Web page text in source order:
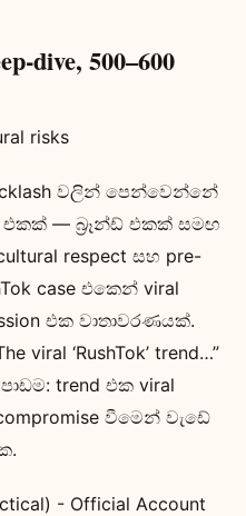
dive, 500–600
risks
වලින් පෙන්වෙන්නේ
එකක් — බ්‍රෑන්ඩ් එකක් සමඟ
respect සහ pre-
case එකෙන් viral
එක වාතාවරණයක්.
viral ‘RushTok’ trend…”
trend එක viral
වීමෙන් වැඩේ
- Official Account